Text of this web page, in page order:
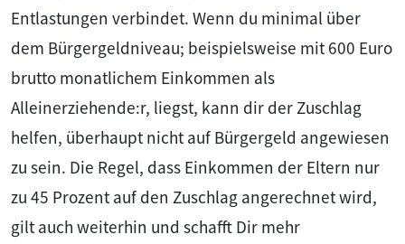
Entlastungen verbindet. Wenn du minimal über
dem Bürgergeldniveau; beispielsweise mit 600 Euro
brutto monatlichem Einkommen als
Alleinerziehende:r, liegst, kann dir der Zuschlag
helfen, überhaupt nicht auf Bürgergeld angewiesen
zu sein. Die Regel, dass Einkommen der Eltern nur
zu 45 Prozent auf den Zuschlag angerechnet wird,
gilt auch weiterhin und schafft Dir mehr